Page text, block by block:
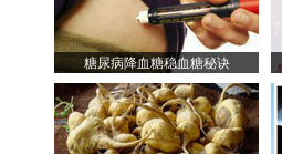
糖尿病降血糖稳血糖秘诀